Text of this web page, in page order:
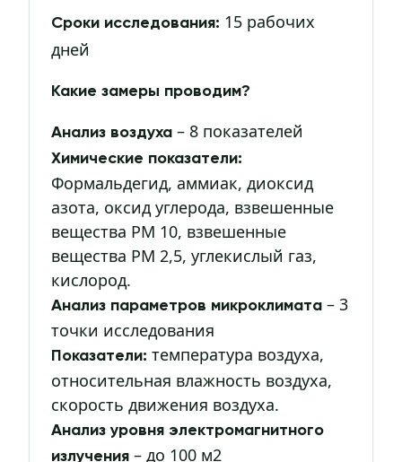
Сроки исследования: 15 рабочих
дней
Какие замеры проводим?
Анализ воздуха – 8 показателей
Химические показатели:
Формальдегид, аммиак, диоксид
азота, оксид углерода, взвешенные
вещества РМ 10, взвешенные
вещества РМ 2,5, углекислый газ,
кислород.
Анализ параметров микроклимата – 3
точки исследования
Показатели: температура воздуха,
относительная влажность воздуха,
скорость движения воздуха.
Анализ уровня электромагнитного
излучения – до 100 м2